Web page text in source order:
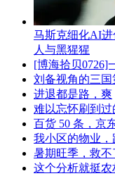
马斯克细化AI
人与黑猩猩
[博海拾贝0726]
刘备视角的三国
进退都是路，爽
难以忘怀刷到
百货 50 条，京
我小区的物业，
暑期旺季，救不
这个分析就挺农